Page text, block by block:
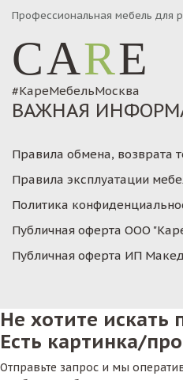
Профессиональная мебель для
CARE
#КареМебельМосква
ВАЖНАЯ
Правила обмена, возврата
Правила эксплуатации
Политика
Публичная оферта ООО
Публичная оферта ИП
Не хотите искать
Есть картинка/
Отправьте запрос и мы